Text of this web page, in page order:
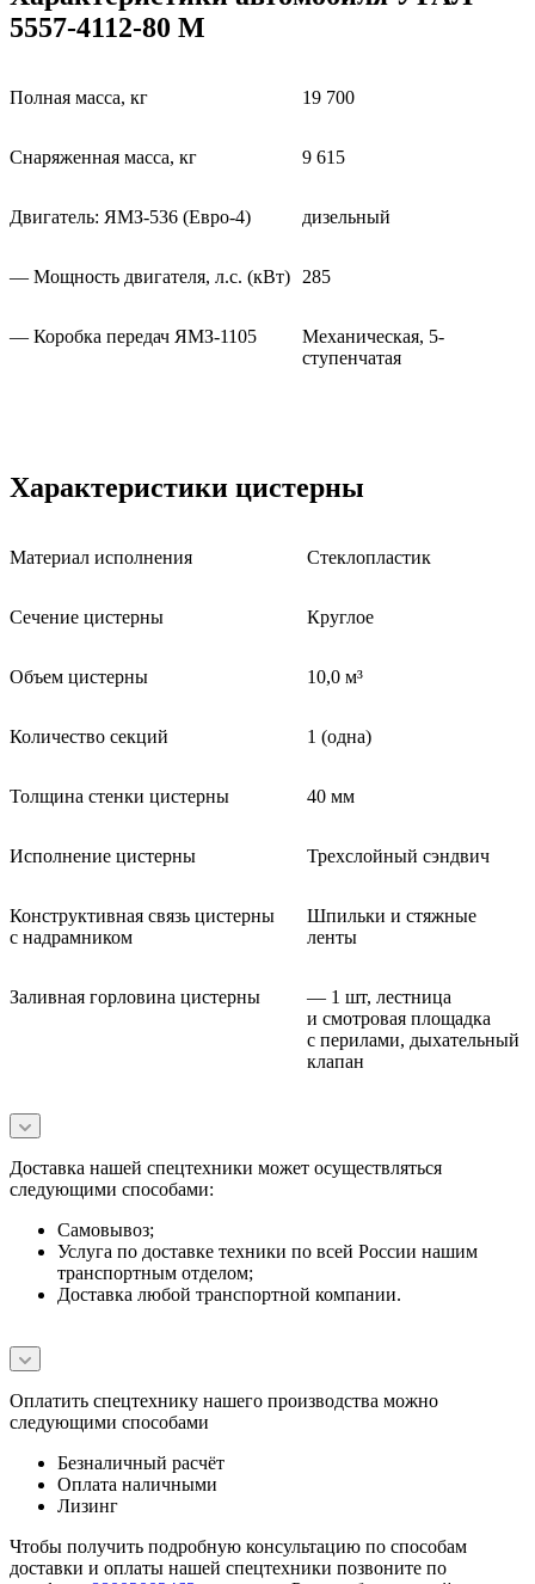
5557-4112-80 М
Полная масса, кг 19 700
Снаряженная масса, кг 9 615
Двигатель: ЯМЗ-536 (Евро-4) дизельный
— Мощность двигателя, л.с. (кВт) 285
— Коробка передач ЯМЗ-1105
Механическая, 5-
ступенчатая
Характеристики цистерны
Материал исполнения Стеклопластик
Сечение цистерны Круглое
Объем цистерны 10,0 м³
Количество секций 1 (одна)
Толщина стенки цистерны 40 мм
Исполнение цистерны Трехслойный сэндвич
Конструктивная связь цистерны
с надрамником
Шпильки и стяжные
ленты
Заливная горловина цистерны
— 1 шт, лестница
и смотровая площадка
с перилами, дыхательный
клапан
Доставка нашей спецтехники может осуществляться
следующими способами:
Самовывоз;
Услуга по доставке техники по всей России нашим
транспортным отделом;
Доставка любой транспортной компании.
Оплатить спецтехнику нашего производства можно
следующими способами
Безналичный расчёт
Оплата наличными
Лизинг
Чтобы получить подробную консультацию по способам
доставки и оплаты нашей спецтехники позвоните по